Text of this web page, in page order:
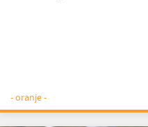
- oranje -